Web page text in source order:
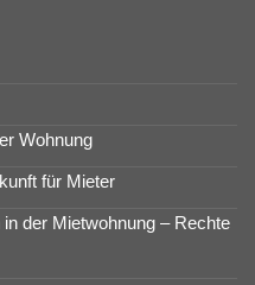
Wohnung
für Mieter
der Mietwohnung – Rechte